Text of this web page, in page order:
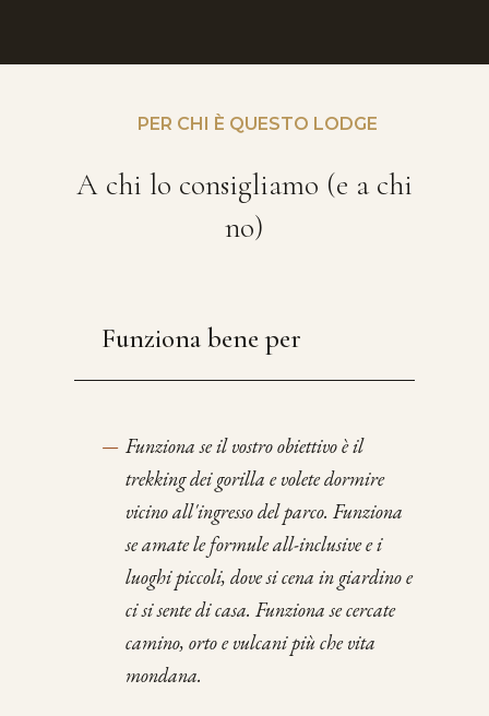
PER CHI È QUESTO LODGE
A chi lo consigliamo (e a chi
no)
Funziona bene per
— Funziona se il vostro obiettivo è il
trekking dei gorilla e volete dormire
vicino all'ingresso del parco. Funziona
se amate le formule all-inclusive e i
luoghi piccoli, dove si cena in giardino e
ci si sente di casa. Funziona se cercate
camino, orto e vulcani più che vita
mondana.